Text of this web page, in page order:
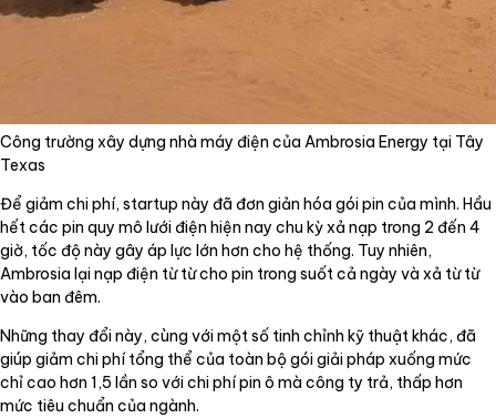
Công trường xây dựng nhà máy điện của Ambrosia Energy tại Tây
Texas
Để giảm chi phí, startup này đã đơn giản hóa gói pin của mình. Hầu
hết các pin quy mô lưới điện hiện nay chu kỳ xả nạp trong 2 đến 4
giờ, tốc độ này gây áp lực lớn hơn cho hệ thống. Tuy nhiên,
Ambrosia lại nạp điện từ từ cho pin trong suốt cả ngày và xả từ từ
vào ban đêm.
Những thay đổi này, cùng với một số tinh chỉnh kỹ thuật khác, đã
giúp giảm chi phí tổng thể của toàn bộ gói giải pháp xuống mức
chỉ cao hơn 1,5 lần so với chi phí pin ô mà công ty trả, thấp hơn
mức tiêu chuẩn của ngành.